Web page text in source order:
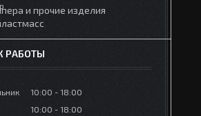
и прочие изделия
РАБОТЫ
10:00
18:00
10:00
18:00